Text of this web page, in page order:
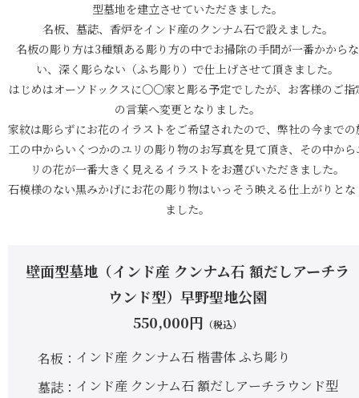
型墓地を建立させていただきました。
名板、墓誌、香炉をインド産のクンナム石で設えました。
名板の彫り方は3種類ある彫り方の中でお掃除の手間が一番かからな
い、深く彫らない（ふち彫り）で仕上げさせて頂きました。
はじめはオーソドックスに〇〇家と彫る予定でしたが、お客様のご指
の言葉へ変更となりました。
家紋は彫らずにお花のイラストをご希望されたので、弊社の今までの
工の中からいくつかのユリの彫り物のお写真を見て頂き、その中から
リの花が一番大きく見えるイラストをお選びいただきました。
石模様のない黒みかげにお花の彫り物はいっそう映える仕上がりとな
ました。
壁面型墓地（インド産 クンナム石 額だしアーチラ
ウンド型）早野聖地公園
550,000円 （税込）
名板
インド産 クンナム石 楷書体 ふち彫り
墓誌
インド産 クンナム石 額だしアーチラウンド型